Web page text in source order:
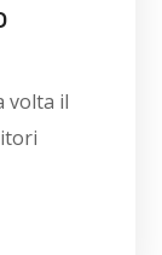
volta il